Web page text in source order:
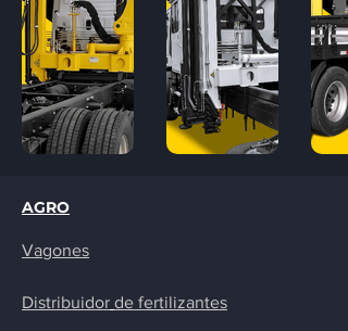
AGRO
Vagones
Distribuidor de fertilizantes